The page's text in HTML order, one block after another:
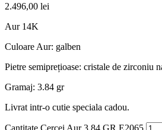
2.496,00 lei
Aur 14K
Culoare Aur: galben
Pietre semiprețioase: cristale de zirconiu
Gramaj: 3.84 gr
Livrat intr-o cutie speciala cadou.
Cantitate Cercei Aur 3.84 GR E2065